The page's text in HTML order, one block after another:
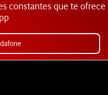
constantes que te ofrece
de Vodafone